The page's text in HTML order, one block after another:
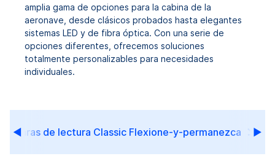
amplia gama de opciones para la cabina de la
aeronave, desde clásicos probados hasta elegantes
sistemas LED y de fibra óptica. Con una serie de
opciones diferentes, ofrecemos soluciones
totalmente personalizables para necesidades
individuales.
de lectura Classic Flexione-y-permanezca